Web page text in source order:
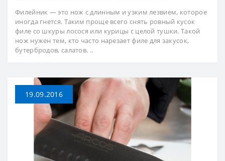
Филейник — это нож с длинным и узким лезвием, которое
иногда гнется. Таким проще всего снять ровный кусок
филе со шкуры лосося или курицы с целой тушки. Такой
нож нужен тем, кто часто нарезает филе для закусок,
бутербродов, салатов. ..
19.09.2016